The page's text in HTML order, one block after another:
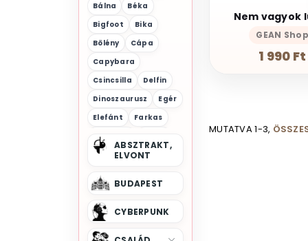
Bálna
Béka
Bigfoot
Bika
Bölény
Cápa
Capybara
Csincsilla
Delfin
Dinoszaurusz
Egér
Elefánt
Farkas
Flamingó
Gorilla
Halak
Hiéna
Hörcsög
Kacsa
Kakas
Kígyó
ABSZTRAKT,
ELVONT
BUDAPEST
CYBERPUNK
Nem vagyok
GEAN Shop
1 990 Ft
MUTATVA 1-3,